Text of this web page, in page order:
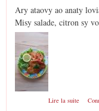
Ary ataovy ao anaty
Misy salade, citron sy
Lire la suite de